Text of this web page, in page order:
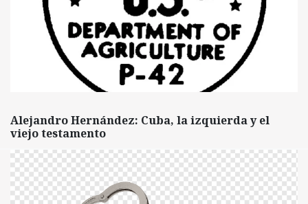
Alejandro Hernández: Cuba, la izquierda y el
viejo testamento